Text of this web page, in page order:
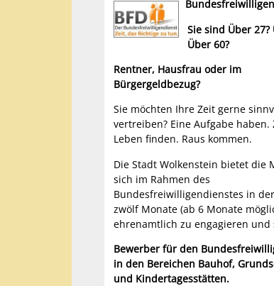
Sie sind Über 27?
Über 60?
Rentner, Hausfrau oder im
Bürgergeldbezug?
Sie möchten Ihre Zeit gerne
vertreiben? Eine Aufgabe haben.
Leben finden. Raus kommen.
Die Stadt Wolkenstein bietet die
sich im Rahmen des
Bundesfreiwilligendienstes in
zwölf Monate (ab 6 Monate
ehrenamtlich zu engagieren und
Bewerber für den
in den Bereichen Bauhof,
und Kindertagesstätten.